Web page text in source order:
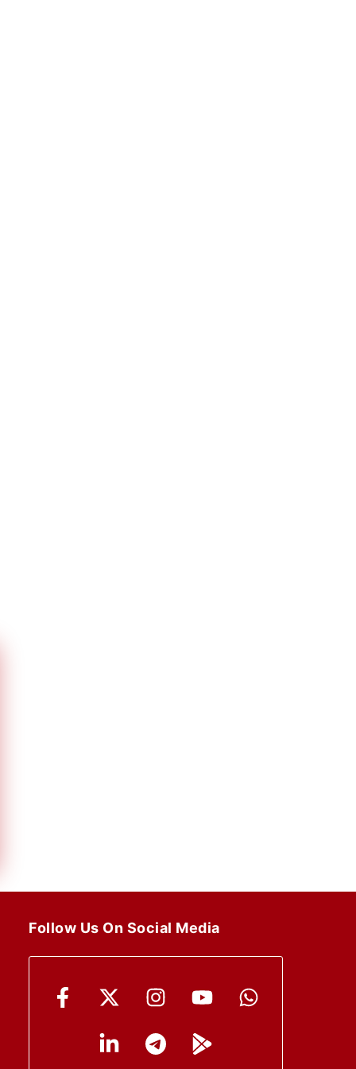
Follow Us On Social Media